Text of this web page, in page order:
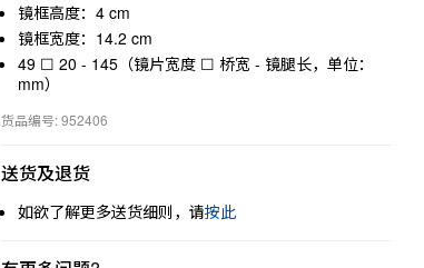
镜框高度：4 cm
镜框宽度：14.2 cm
49 ☐ 20 - 145（镜片宽度 ☐ 桥宽 - 镜腿长，单位：
mm）
货品编号: 952406
送货及退货
如欲了解更多送货细则，请按此